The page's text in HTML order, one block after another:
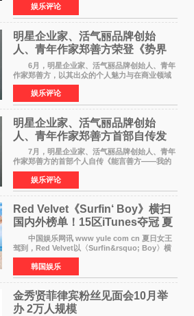
日，2022年9月30日，2023年7月17日，2025年7
月14日）。除了多次复
娱乐评论
明星企业家、活气丽品牌创始
人、青年作家郑善方荣登《势界
POWERCIRCLES》6月刊
6月，明星企业家、活气丽品牌创始人、青年
作家郑善方，以其出众的个人魅力与在商业领域
的卓越建树，成功登上《势界
POWERCIRCLES》，展现了他在时尚与商业领
域的双重影响力。 明星企业家、青
娱乐评论
明星企业家、活气丽品牌创始
人、青年作家郑善方首部自传发
布， 书写跨界创业者的成长答卷
7月，明星企业家、活气丽品牌创始人、青年
作家郑善方的首部个人自传《能言善方——我的
跨界人生》正式发行。这本书以他的人生轨迹为
脉络，首次完整公开了从逐梦少年到横跨美业、
公益等多领域的
娱乐评论
Red Velvet《Surfin‘ Boy》横扫
国内外榜单！15区iTunes夺冠 夏
日女王强势回归
中国娱乐网讯 www yule com cn 夏日女王
驾到，Red Velvet以〈Surfin&rsquo; Boy〉横
扫国内外榜单，获得音乐粉丝的热烈反响。
Red Velvet于3日发行了夏日迷你专辑《Velvet
Summer》，
韩国娱乐
金秀贤菲律宾粉丝见面会10月举
办 2万人规模